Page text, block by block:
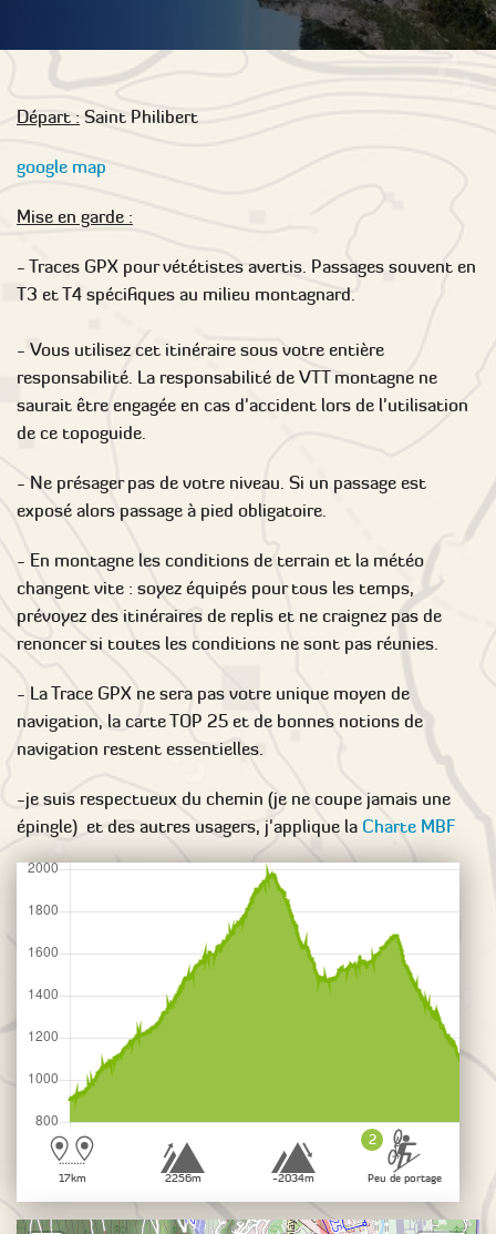
Départ : Saint Philibert
google map
Mise en garde :
- Traces GPX pour vététistes avertis. Passages souvent en
T3 et T4 spécifiques au milieu montagnard.
- Vous utilisez cet itinéraire sous votre entière
responsabilité. La responsabilité de VTT montagne ne
saurait être engagée en cas d'accident lors de l'utilisation
de ce topoguide.
- Ne présager pas de votre niveau. Si un passage est
exposé alors passage à pied obligatoire.
- En montagne les conditions de terrain et la météo
changent vite : soyez équipés pour tous les temps,
prévoyez des itinéraires de replis et ne craignez pas de
renoncer si toutes les conditions ne sont pas réunies.
- La Trace GPX ne sera pas votre unique moyen de
navigation, la carte TOP 25 et de bonnes notions de
navigation restent essentielles.
-je suis respectueux du chemin (je ne coupe jamais une
épingle) et des autres usagers, j'applique la Charte MBF
17km 2256m -2034m
2
Peu de portage